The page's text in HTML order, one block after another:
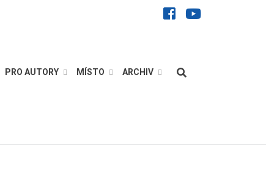
facebookyoutube
Hledat
PRO AUTORY MÍSTO ARCHIV